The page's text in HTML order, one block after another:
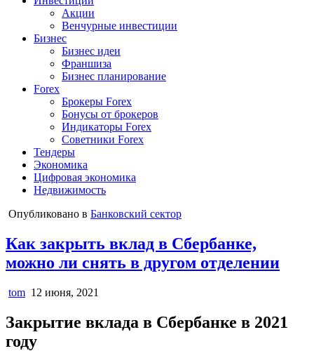
Акции
Венчурные инвестиции
Бизнес
Бизнес идеи
Франшиза
Бизнес планирование
Forex
Брокеры Forex
Бонусы от брокеров
Индикаторы Forex
Советники Forex
Тендеры
Экономика
Цифровая экономика
Недвижимость
Опубликовано в Банковский сектор
Как закрыть вклад в Сбербанке,
можно ли снять в другом отделении
tom 12 июня, 2021
Закрытие вклада в Сбербанке в 2021
году